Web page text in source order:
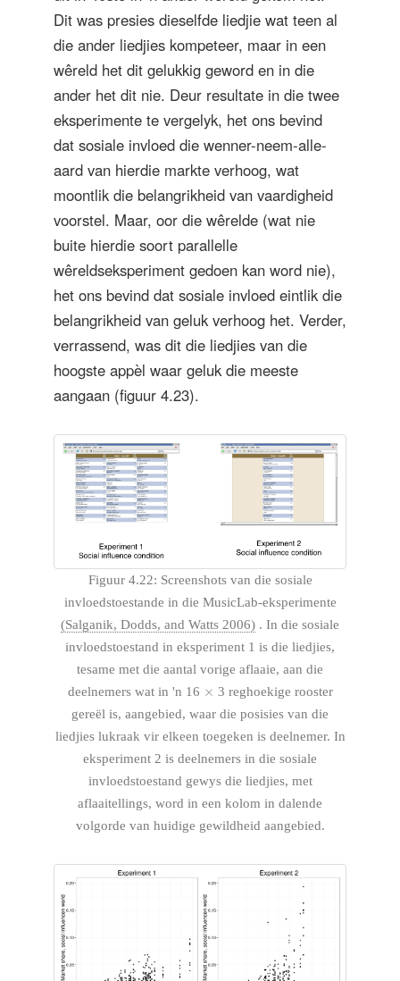
Dit was presies dieselfde liedjie wat teen al
die ander liedjies kompeteer, maar in een
wêreld het dit gelukkig geword en in die
ander het dit nie. Deur resultate in die twee
eksperimente te vergelyk, het ons bevind
dat sosiale invloed die wenner-neem-alle-
aard van hierdie markte verhoog, wat
moontlik die belangrikheid van vaardigheid
voorstel. Maar, oor die wêrelde (wat nie
buite hierdie soort parallelle
wêreldseksperiment gedoen kan word nie),
het ons bevind dat sosiale invloed eintlik die
belangrikheid van geluk verhoog het. Verder,
verrassend, was dit die liedjies van die
hoogste appèl waar geluk die meeste
aangaan (figuur 4.23).
Figuur 4.22: Screenshots van die sosiale
invloedstoestande in die MusicLab-eksperimente
(Salganik, Dodds, and Watts 2006) . In die sosiale
invloedstoestand in eksperiment 1 is die liedjies,
tesame met die aantal vorige aflaaie, aan die
deelnemers wat in 'n 16 ×
× 3 reghoekige rooster
gereël is, aangebied, waar die posisies van die
liedjies lukraak vir elkeen toegeken is deelnemer. In
eksperiment 2 is deelnemers in die sosiale
invloedstoestand gewys die liedjies, met
aflaaitellings, word in een kolom in dalende
volgorde van huidige gewildheid aangebied.